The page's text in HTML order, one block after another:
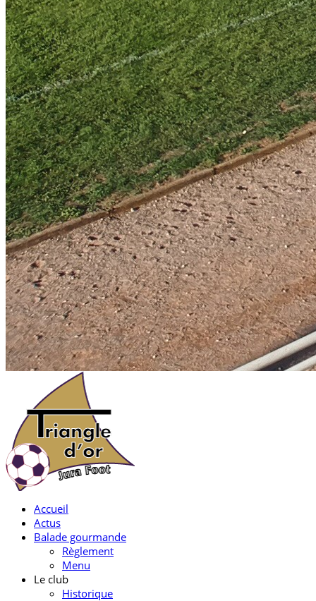
Accueil
Actus
Balade gourmande
Règlement
Menu
Le club
Historique